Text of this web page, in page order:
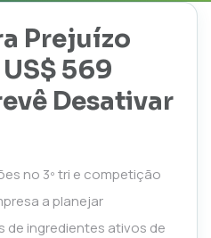
Prejuízo
569
Desativar
no 3º tri e competição
a planejar
de ingredientes ativos de